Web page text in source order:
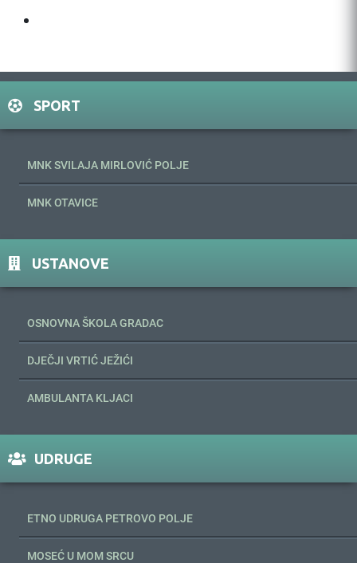
SPORT
MNK SVILAJA MIRLOVIĆ POLJE
MNK OTAVICE
USTANOVE
OSNOVNA ŠKOLA GRADAC
DJEČJI VRTIĆ JEŽIĆI
AMBULANTA KLJACI
UDRUGE
ETNO UDRUGA PETROVO POLJE
MOSEĆ U MOM SRCU